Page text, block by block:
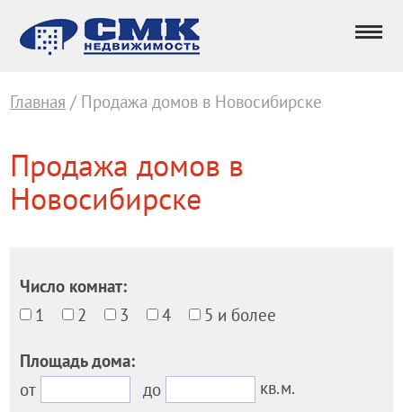
Главная / Продажа домов в Новосибирске
Продажа домов в
Новосибирске
Число комнат:
1
2 3 4 5 и более
Площадь дома:
от
до кв.м.